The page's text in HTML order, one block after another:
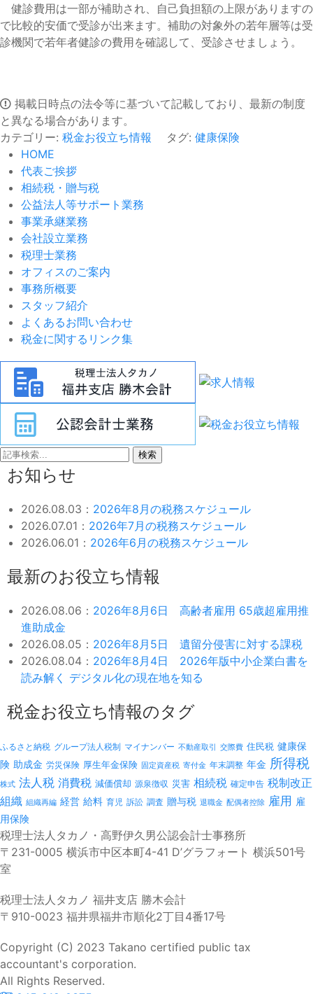
健診費用は一部が補助され、自己負担額の上限がありますの
で比較的安価で受診が出来ます。補助の対象外の若年層等は受
診機関で若年者健診の費用を確認して、受診させましょう。
掲載日時点の法令等に基づいて記載しており、最新の制度
と異なる場合があります。
カテゴリー: 税金お役立ち情報 タグ: 健康保険
HOME
代表ご挨拶
相続税・贈与税
公益法人等サポート業務
事業承継業務
会社設立業務
税理士業務
オフィスのご案内
事務所概要
スタッフ紹介
よくあるお問い合わせ
税金に関するリンク集
検索
お知らせ
2026.08.03： 2026年8月の税務スケジュール
2026.07.01： 2026年7月の税務スケジュール
2026.06.01： 2026年6月の税務スケジュール
最新のお役立ち情報
2026.08.06： 2026年8月6日 高齢者雇用 65歳超雇用推
進助成金
2026.08.05： 2026年8月5日 遺留分侵害に対する課税
2026.08.04： 2026年8月4日 2026年版中小企業白書を
読み解く デジタル化の現在地を知る
税金お役立ち情報のタグ
ふるさと納税 グループ法人税制 マイナンバー 不動産取引 交際費 住民税 健康保
険 助成金 労災保険 厚生年金保険 固定資産税 寄付金 年末調整 年金 所得税
株式 法人税 消費税 減価償却 源泉徴収 災害 相続税 確定申告 税制改正
組織 組織再編 経営 給料 育児 訴訟 調査 贈与税 退職金 配偶者控除 雇用 雇
用保険
税理士法人タカノ・高野伊久男公認会計士事務所
〒231-0005 横浜市中区本町4-41 D’グラフォート 横浜501号
室
税理士法人タカノ 福井支店 勝木会計
〒910-0023 福井県福井市順化2丁目4番17号
Copyright (C) 2023 Takano certified public tax
accountant's corporation.
All Rights Reserved.